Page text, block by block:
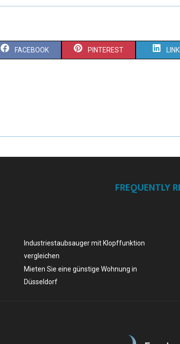
FACEBOOK PINTEREST
FREQUENTLY
Industriestaubsauger mit Klopffunktion
vergleichen
Mieten Sie eine günstige Wohnung in
Düsseldorf